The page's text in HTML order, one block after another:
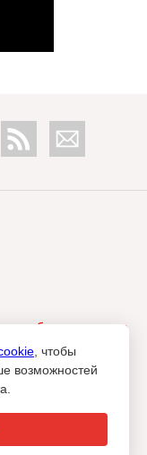
брендингового
только при
, чтобы
возможностей